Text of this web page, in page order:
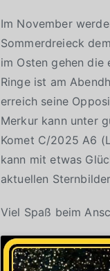
Im November
Sommerdreieck
im Osten gehen die
Ringe ist am
erreich seine
Merkur kann unter
Komet C/2025 A6
kann mit etwas
aktuellen
Viel Spaß beim